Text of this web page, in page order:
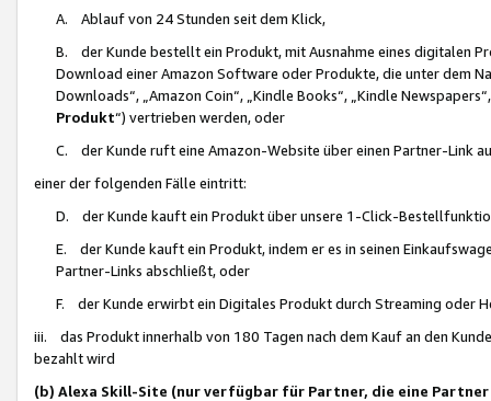
A. Ablauf von 24 Stunden seit dem Klick,
B. der Kunde bestellt ein Produkt, mit Ausnahme eines digitalen
Download einer Amazon Software oder Produkte, die unter dem
Downloads“, „Amazon Coin“, „Kindle Books“, „Kindle
Produkt“) vertrieben werden, oder
C. der Kunde ruft eine Amazon-Website über einen Partner-Link
einer der folgenden Fälle eintritt:
D. der Kunde kauft ein Produkt über unsere 1-Click-
E. der Kunde kauft ein Produkt, indem er es in seinen
Partner-Links abschließt, oder
F. der Kunde erwirbt ein Digitales Produkt durch Streaming oder
iii. das Produkt innerhalb von 180 Tagen nach dem Kauf an den
bezahlt wird
(b) Alexa Skill-Site (nur verfügbar für Partner, die eine